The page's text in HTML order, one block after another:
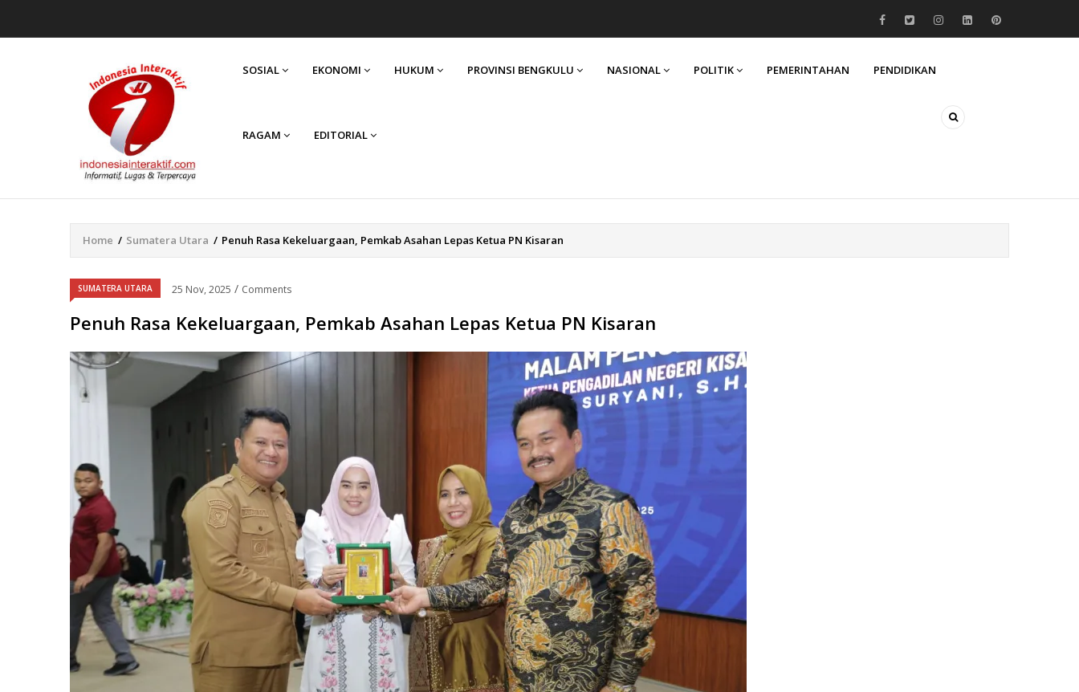
MAIN
SOSIAL EKONOMI HUKUM PROVINSI BENGKULU NASIONAL POLITIK PEMERINTAHAN PENDIDIKAN
RAGAM EDITORIAL
Breadcrumb
Home / Sumatera Utara / Penuh Rasa Kekeluargaan, Pemkab Asahan Lepas Ketua PN Kisaran
SUMATERA UTARA 25 Nov, 2025 / Comments
Penuh Rasa Kekeluargaan, Pemkab Asahan Lepas Ketua PN Kisaran